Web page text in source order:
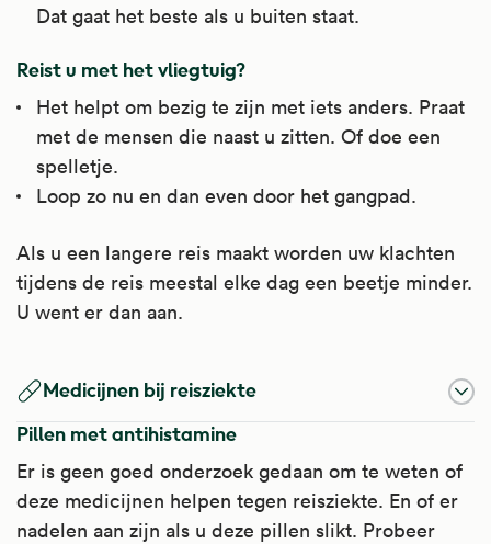
Dat gaat het beste als u buiten staat.
Reist u met het vliegtuig?
Het helpt om bezig te zijn met iets anders. Praat
met de mensen die naast u zitten. Of doe een
spelletje.
Loop zo nu en dan even door het gangpad.
Als u een langere reis maakt worden uw klachten
tijdens de reis meestal elke dag een beetje minder.
U went er dan aan.
Medicijnen bij reisziekte
Pillen met antihistamine
Er is geen goed onderzoek gedaan om te weten of
deze medicijnen helpen tegen reisziekte. En of er
nadelen aan zijn als u deze pillen slikt. Probeer